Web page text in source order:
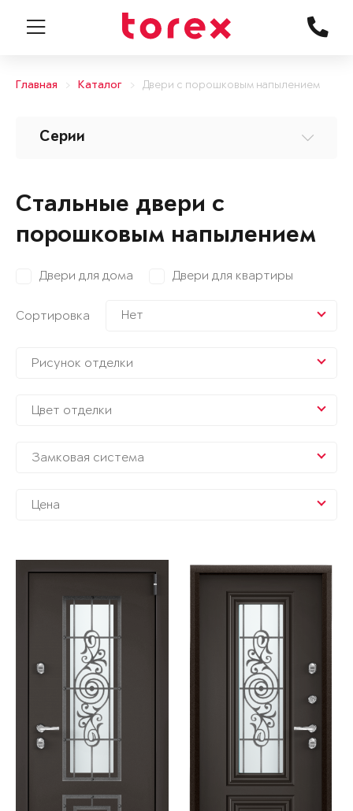
Главная Каталог Двери с порошковым напылением
Серии
Стальные двери с
порошковым напылением
Двери для дома Двери для квартиры
Сортировка Нет
Рисунок отделки
Цвет отделки
Замковая система
Цена